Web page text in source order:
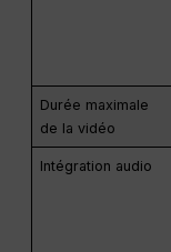
Durée maximale
de la vidéo
Intégration audio